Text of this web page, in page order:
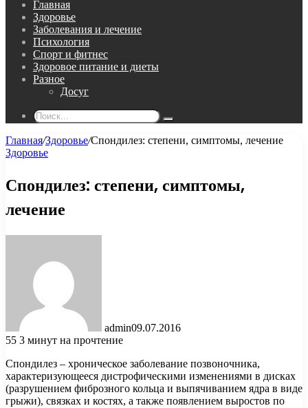
Главная
Здоровье
Заболевания и лечение
Психология
Спорт и фитнес
Здоровое питание и диеты
Разное
Досуг
Поиск...
Главная/Здоровье/Спондилез: степени, симптомы, лечение
Здоровье
Спондилез: степени, симптомы,
лечение
admin09.07.2016
55 3 минут на прочтение
Спондилез – хроническое заболевание позвоночника,
характеризующееся дистрофическими изменениями в дисках
(разрушением фиброзного кольца и выпячиванием ядра в виде
грыжи), связках и костях, а также появлением выростов по